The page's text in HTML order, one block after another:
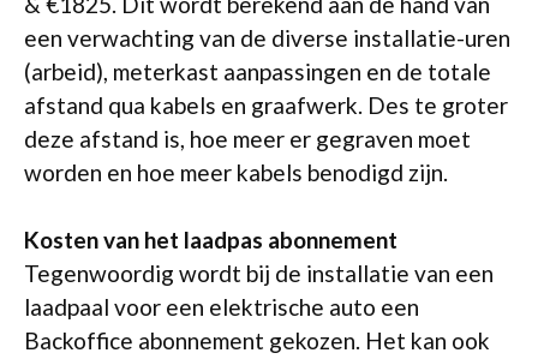
een verwachting van de diverse installatie-uren
(arbeid), meterkast aanpassingen en de totale
afstand qua kabels en graafwerk. Des te groter
deze afstand is, hoe meer er gegraven moet
worden en hoe meer kabels benodigd zijn.
Kosten van het laadpas abonnement
Tegenwoordig wordt bij de installatie van een
laadpaal voor een elektrische auto een
Backoffice abonnement gekozen. Het kan ook